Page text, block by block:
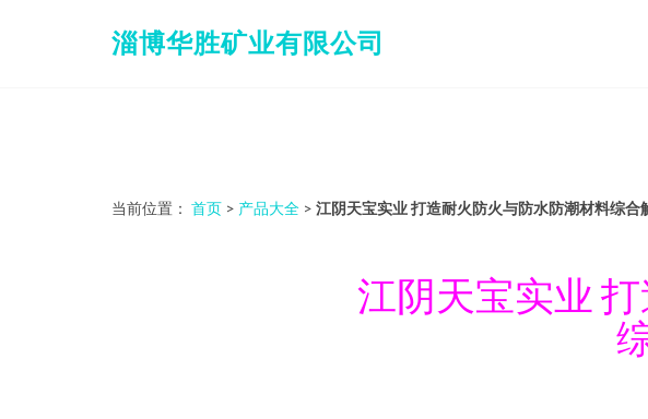
淄博华胜矿业有限公司
当前位置： 首页 > 产品大全 > 江阴天宝实业 打造耐火防火与防水防潮材料综合
江阴天宝实业